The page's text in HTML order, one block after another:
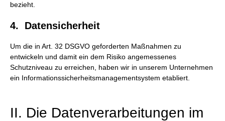
bezieht.
4. Datensicherheit
Um die in Art. 32 DSGVO geforderten Maßnahmen zu
entwickeln und damit ein dem Risiko angemessenes
Schutzniveau zu erreichen, haben wir in unserem Unternehmen
ein Informationssicherheitsmanagementsystem etabliert.
II. Die Datenverarbeitungen im